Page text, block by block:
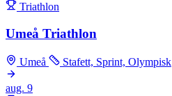
Triathlon
Umeå Triathlon
Umeå Stafett, Sprint, Olympisk
aug. 9